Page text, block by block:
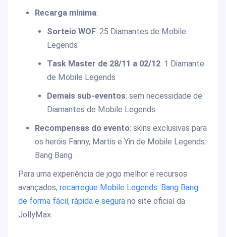
Recarga mínima:
Sorteio WOF: 25 Diamantes de Mobile
Legends
Task Master de 28/11 a 02/12: 1 Diamante
de Mobile Legends
Demais sub-eventos: sem necessidade de
Diamantes de Mobile Legends
Recompensas do evento: skins exclusivas para
os heróis Fanny, Martis e Yin de Mobile Legends:
Bang Bang
Para uma experiência de jogo melhor e recursos
avançados, recarregue Mobile Legends: Bang Bang
de forma fácil, rápida e segura no site oficial da
JollyMax.